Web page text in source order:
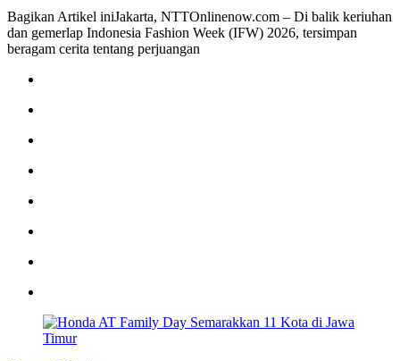
Bagikan Artikel iniJakarta, NTTOnlinenow.com – Di balik keriuhan
dan gemerlap Indonesia Fashion Week (IFW) 2026, tersimpan
beragam cerita tentang perjuangan